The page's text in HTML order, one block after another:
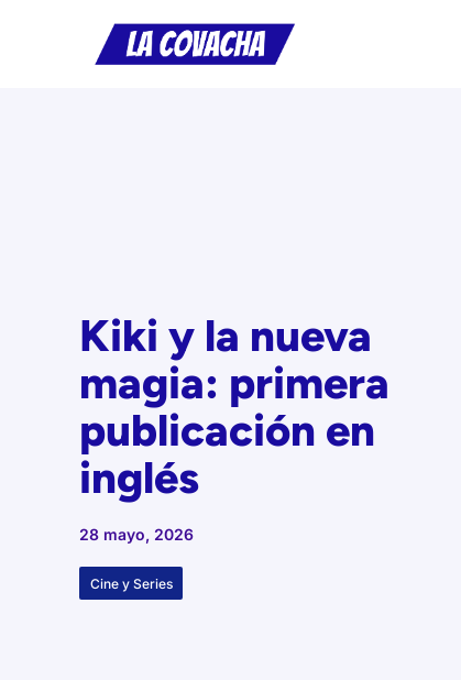
Kiki y la nueva
magia: primera
publicación en
inglés
28 mayo, 2026
Cine y Series